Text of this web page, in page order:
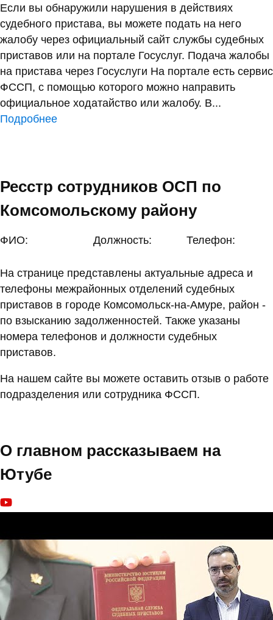
Если вы обнаружили нарушения в действиях
судебного пристава, вы можете подать на него
жалобу через официальный сайт службы судебных
приставов или на портале Госуслуг. Подача жалобы
на пристава через Госуслуги На портале есть сервис
ФССП, с помощью которого можно направить
официальное ходатайство или жалобу. В...
Подробнее
Ресстр сотрудников ОСП по
Комсомольскому району
ФИО: Должность: Телефон:
На странице представлены актуальные адреса и
телефоны межрайонных отделений судебных
приставов в городе Комсомольск-на-Амуре, район -
по взысканию задолженностей. Также указаны
номера телефонов и должности судебных
приставов.
На нашем сайте вы можете оставить отзыв о работе
подразделения или сотрудника ФССП.
О главном рассказываем на
Ютубе